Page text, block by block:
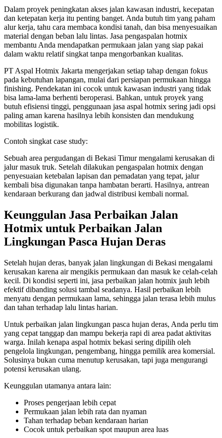
Dalam proyek peningkatan akses jalan kawasan industri, kecepatan
dan ketepatan kerja itu penting banget. Anda butuh tim yang paham
alur kerja, tahu cara membaca kondisi tanah, dan bisa menyesuaikan
material dengan beban lalu lintas. Jasa pengaspalan hotmix
membantu Anda mendapatkan permukaan jalan yang siap pakai
dalam waktu relatif singkat tanpa mengorbankan kualitas.
PT Aspal Hotmix Jakarta mengerjakan setiap tahap dengan fokus
pada kebutuhan lapangan, mulai dari persiapan permukaan hingga
finishing. Pendekatan ini cocok untuk kawasan industri yang tidak
bisa lama-lama berhenti beroperasi. Bahkan, untuk proyek yang
butuh efisiensi tinggi, penggunaan jasa aspal hotmix sering jadi opsi
paling aman karena hasilnya lebih konsisten dan mendukung
mobilitas logistik.
Contoh singkat case study:
Sebuah area pergudangan di Bekasi Timur mengalami kerusakan di
jalur masuk truk. Setelah dilakukan pengaspalan hotmix dengan
penyesuaian ketebalan lapisan dan pemadatan yang tepat, jalur
kembali bisa digunakan tanpa hambatan berarti. Hasilnya, antrean
kendaraan berkurang dan jadwal distribusi kembali normal.
Keunggulan Jasa Perbaikan Jalan
Hotmix untuk Perbaikan Jalan
Lingkungan Pasca Hujan Deras
Setelah hujan deras, banyak jalan lingkungan di Bekasi mengalami
kerusakan karena air mengikis permukaan dan masuk ke celah-celah
kecil. Di kondisi seperti ini, jasa perbaikan jalan hotmix jauh lebih
efektif dibanding solusi tambal seadanya. Hasil perbaikan lebih
menyatu dengan permukaan lama, sehingga jalan terasa lebih mulus
dan tahan terhadap lalu lintas harian.
Untuk perbaikan jalan lingkungan pasca hujan deras, Anda perlu tim
yang cepat tanggap dan mampu bekerja rapi di area padat aktivitas
warga. Inilah kenapa aspal hotmix bekasi sering dipilih oleh
pengelola lingkungan, pengembang, hingga pemilik area komersial.
Solusinya bukan cuma menutup kerusakan, tapi juga mengurangi
potensi kerusakan ulang.
Keunggulan utamanya antara lain:
Proses pengerjaan lebih cepat
Permukaan jalan lebih rata dan nyaman
Tahan terhadap beban kendaraan harian
Cocok untuk perbaikan spot maupun area luas